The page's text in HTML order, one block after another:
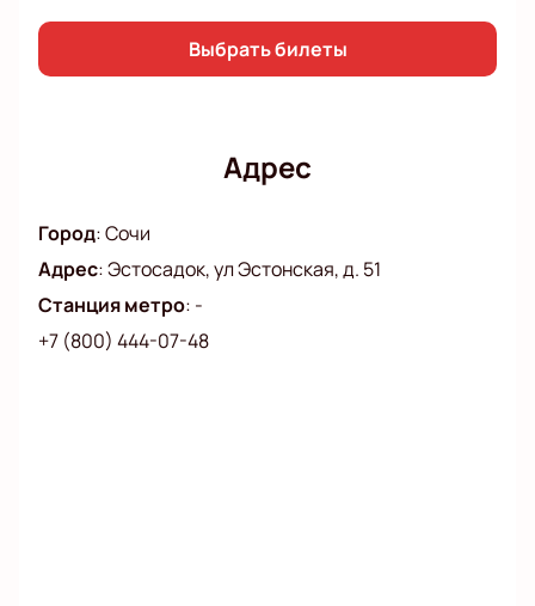
Выбрать билеты
Адрес
Город:Сочи
Адрес:Эстосадок, ул Эстонская, д. 51
Станция метро: -
+7 (800) 444-07-48